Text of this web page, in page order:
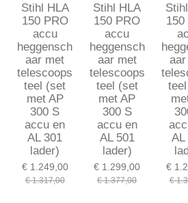
Stihl HLA
150 PRO
accu
heggensch
aar met
telescoops
teel (set
met AP
300 S
accu en
AL 301
lader)
€ 1.249,00
€ 1.317,00
Stihl HLA
150 PRO
accu
heggensch
aar met
telescoops
teel (set
met AP
300 S
accu en
AL 501
lader)
€ 1.299,00
€ 1.377,00
150
AL
€
€